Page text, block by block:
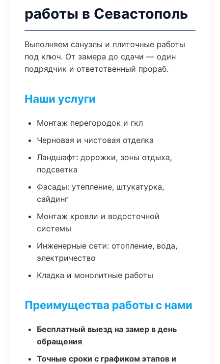
работы в Севастополь
Выполняем санузлы и плиточные работы
под ключ. От замера до сдачи — один
подрядчик и ответственный прораб.
Наши услуги
Монтаж перегородок и гкл
Черновая и чистовая отделка
Ландшафт: дорожки, зоны отдыха,
подсветка
Фасады: утепление, штукатурка,
сайдинг
Монтаж кровли и водосточной
системы
Инженерные сети: отопление, вода,
электричество
Кладка и монолитные работы
Преимущества работы с нами
Бесплатный выезд на замер в день
обращения
Точные сроки с графиком этапов и